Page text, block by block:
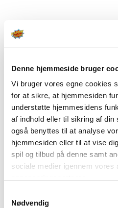
Denne hjemmeside bruger
Vi bruger vores egne cookies
for at sikre, at hjemmesiden
understøtte hjemmesidens
af indhold eller til sikring af
også benyttes til at analyse
hjemmesiden eller til at vise
spil og tilbud på denne samt
sociale medier igennem vores
Du kan læse mere om vores
Nødvendig